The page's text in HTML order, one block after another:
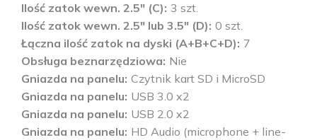
Ilość zatok wewn. 2.5" (C) 3 szt.
Ilość zatok wewn. 2.5" lub 3.5" (D) 0 szt.
Łączna ilość zatok na dyski (A+B+C+D) 7
Obsługa beznarzędziowa Nie
Gniazda na panelu Czytnik kart SD i MicroSD
Gniazda na panelu USB 3.0 x2
Gniazda na panelu USB 2.0 x2
Gniazda na panelu HD Audio (microphone + line-